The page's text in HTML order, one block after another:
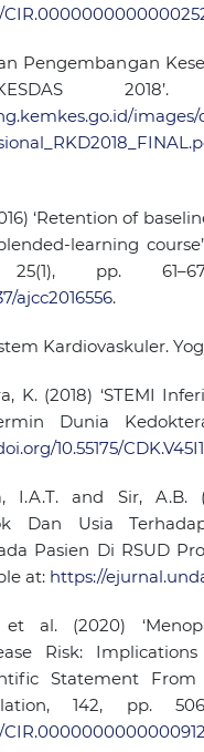
Pengembangan
‘Retention of
learning
pp.
ajcc2016556.
Kardiovaskuler.
K. (2018) ‘STEMI
Dunia
10.55175/
I.A.T. and Sir, A.B.
Dan Usia
Pasien Di RSUD
at: https://
al. (2020)
Risk:
Statement
142, pp.
CIR.0000000000000912